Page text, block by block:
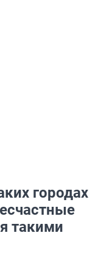
городах
такими